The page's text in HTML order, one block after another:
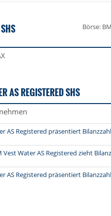
Börse:
AS REGISTERED SHS
AS Registered präsentiert
Vest Water AS Registered zieht
AS Registered präsentiert